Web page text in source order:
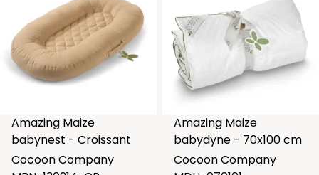
Amazing Maize
babynest - Croissant
Cocoon Company
Amazing Maize
babydyne - 70x100 cm
Cocoon Company